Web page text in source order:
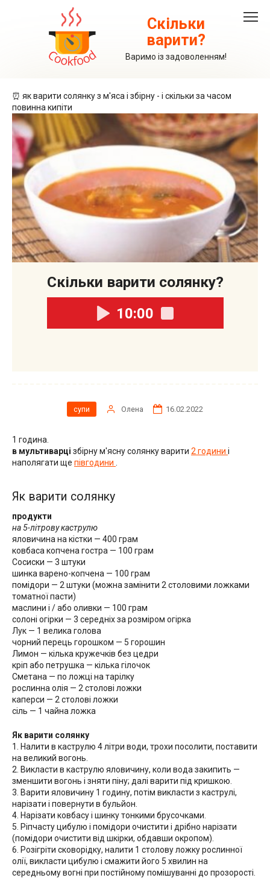
Скільки
варити?
Варимо із задоволенням!
⏰ як варити солянку з м'яса і збірну - і скільки за часом
повинна кипіти
Скільки варити солянку?
10:00
супи Олена 16.02.2022
1 година.
в мультиварці збірну м'ясну солянку варити 2 години і
наполягати ще півгодини
Як варити солянку
продукти
на 5-літрову каструлю
яловичина на кістки — 400 грам
ковбаса копчена гостра — 100 грам
Сосиски — 3 штуки
шинка варено-копчена — 100 грам
помідори — 2 штуки (можна замінити 2 столовими ложками
томатної пасти)
маслини і / або оливки — 100 грам
солоні огірки — 3 середніх за розміром огірка
Лук — 1 велика голова
чорний перець горошком — 5 горошин
Лимон — кілька кружечків без цедри
кріп або петрушка — кілька гілочок
Сметана — по ложці на тарілку
рослинна олія — 2 столові ложки
каперси — 2 столові ложки
сіль — 1 чайна ложка
Як варити солянку
1. Налити в каструлю 4 літри води, трохи посолити, поставити
на великий вогонь.
2. Викласти в каструлю яловичину, коли вода закипить —
зменшити вогонь і зняти піну; далі варити під кришкою.
3. Варити яловичину 1 годину, потім викласти з каструлі,
нарізати і повернути в бульйон.
4. Нарізати ковбасу і шинку тонкими брусочками.
5. Ріпчасту цибулю і помідори очистити і дрібно нарізати
(помідори очистити від шкірки, обдавши окропом).
6. Розігріти сковорідку, налити 1 столову ложку рослинної
олії, викласти цибулю і смажити його 5 хвилин на
середньому вогні при постійному помішуванні до прозорості.